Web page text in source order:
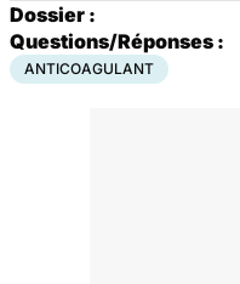
Dossier :
Questions/Réponses :
ANTICOAGULANT